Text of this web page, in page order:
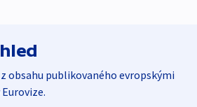
obsahu publikovaného evropskými